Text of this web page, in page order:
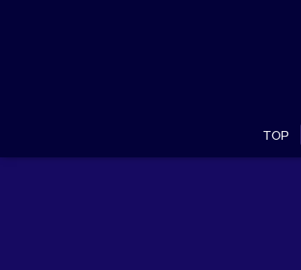
TOP